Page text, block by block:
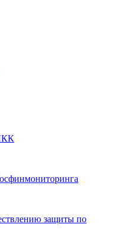
защиты по